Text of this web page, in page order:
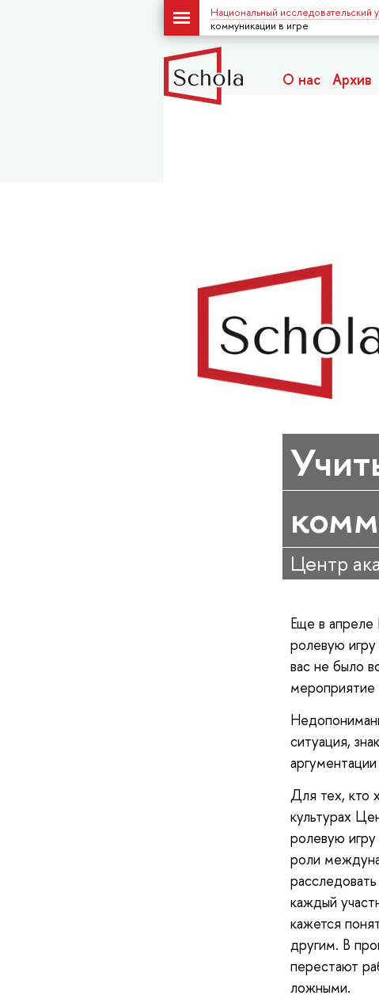
Национальный исследовательский
коммуникации в игре
О нас Архив
Центр
Еще в апреле
ролевую игру
вас не было
ситуация,
Для тех, кто
культурах
ролевую игру
роли
каждый
кажется
другим. В
перестают
ложными.